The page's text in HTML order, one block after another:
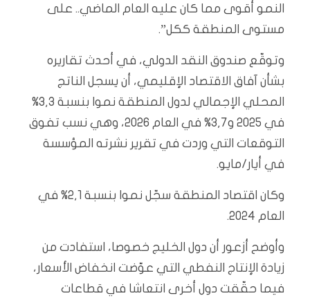
النمو أقوى مما كان عليه العام الماضي.. على
مستوى المنطقة ككل”.
وتوقّع صندوق النقد الدولي، في أحدث تقاريره
بشأن آفاق الاقتصاد الإقليمي، أن يسجل الناتج
المحلي الإجمالي لدول المنطقة نموا بنسبة 3,3%
في 2025 و3,7% في العام 2026، وهي نسب تفوق
التوقعات التي وردت في تقرير نشرته المؤسسة
في أيار/مايو.
وكان اقتصاد المنطقة سجّل نموا بنسبة 2,1% في
العام 2024.
وأوضح أزعور أن دول الخليج خصوصا، استفادت من
زيادة الإنتاج النفطي التي عوّضت انخفاض الأسعار،
فيما حقّقت دول أخرى انتعاشا في قطاعات